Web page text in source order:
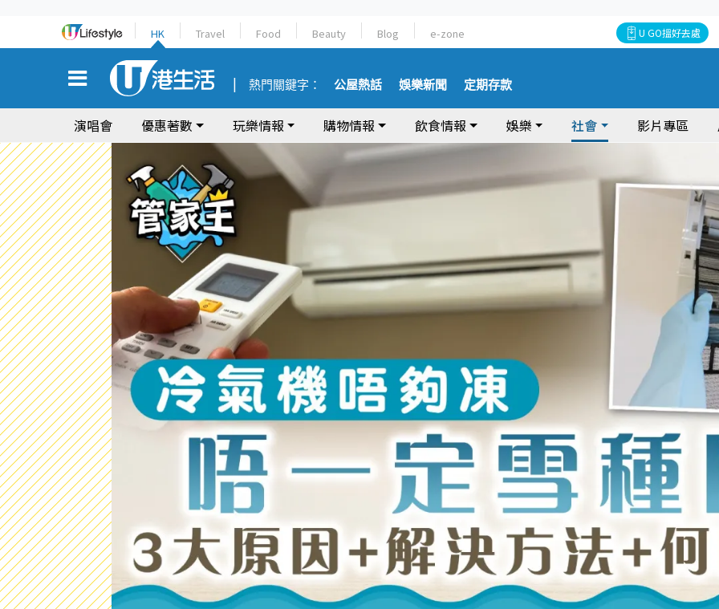
HK Travel Food Beauty Blog e-zone U GO搵好去處
熱門關鍵字： 公屋熱話 娛樂新聞 定期存款
演唱會 優惠著數 玩樂情報 購物情報 飲食情報 娛樂 社會 影片專區